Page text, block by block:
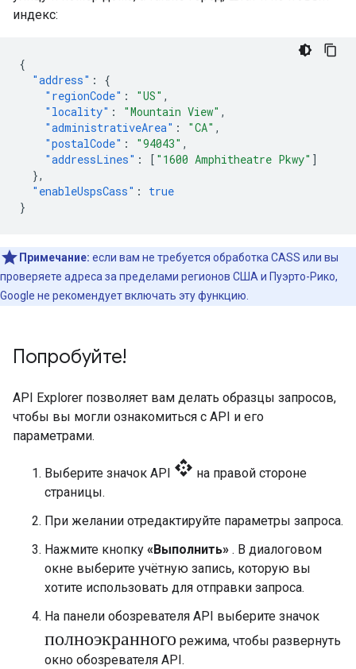
индекс:
{
"address" :
{
"regionCode" : "US" ,
"locality" : "Mountain View" ,
"administrativeArea" : "CA" ,
"postalCode" : "94043" ,
"addressLines" : [ "1600 Amphitheatre Pkwy" ]
},
"enableUspsCass" :
true
}
Примечание: если вам не требуется обработка CASS или вы
проверяете адреса за пределами регионов США и Пуэрто-Рико,
Google не рекомендует включать эту функцию.
Попробуйте!
API Explorer позволяет вам делать образцы запросов,
чтобы вы могли ознакомиться с API и его
параметрами.
Выберите значок API api на правой стороне
страницы.
При желании отредактируйте параметры запроса.
Нажмите кнопку «Выполнить» . В диалоговом
окне выберите учётную запись, которую вы
хотите использовать для отправки запроса.
На панели обозревателя API выберите значок
полноэкранного режима, чтобы развернуть
окно обозревателя API.